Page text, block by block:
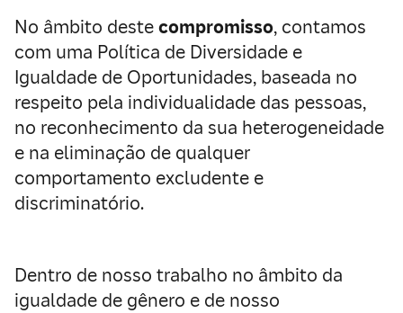
No âmbito destecompromisso, contamos
com uma Política de Diversidade e
Igualdade de Oportunidades, baseada no
respeito pela individualidade das pessoas,
no reconhecimento da sua heterogeneidade
e na eliminação de qualquer
comportamento excludente e
discriminatório.
Dentro de nosso trabalho no âmbito da
igualdade de gênero e de nosso